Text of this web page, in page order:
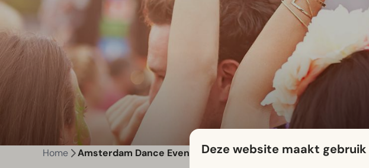
Home Amsterdam Dance Event Deze website maakt